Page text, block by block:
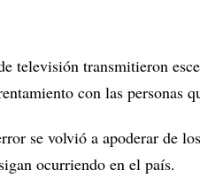
televisión transmitieron
con las personas
se volvió a apoderar de
ocurriendo en el país.